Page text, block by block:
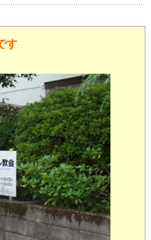
す